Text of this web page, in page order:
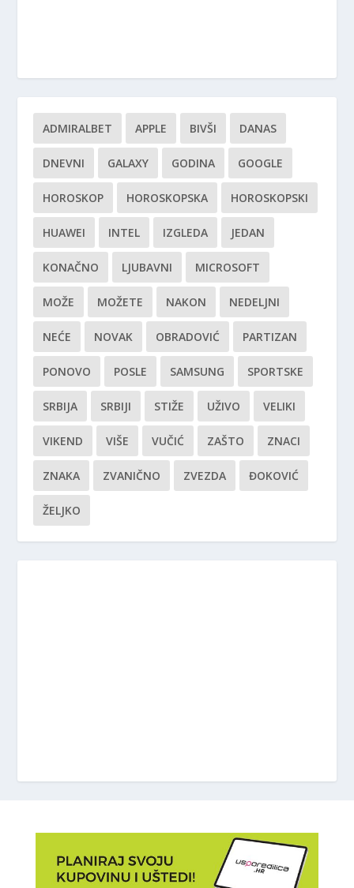
ADMIRALBET APPLE BIVŠI DANAS
DNEVNI GALAXY GODINA GOOGLE
HOROSKOP HOROSKOPSKA HOROSKOPSKI
HUAWEI INTEL IZGLEDA JEDAN
KONAČNO LJUBAVNI MICROSOFT
MOŽE MOŽETE NAKON NEDELJNI
NEĆE NOVAK OBRADOVIĆ PARTIZAN
PONOVO POSLE SAMSUNG SPORTSKE
SRBIJA SRBIJI STIŽE UŽIVO VELIKI
VIKEND VIŠE VUČIĆ ZAŠTO ZNACI
ZNAKA ZVANIČNO ZVEZDA ĐOKOVIĆ
ŽELJKO